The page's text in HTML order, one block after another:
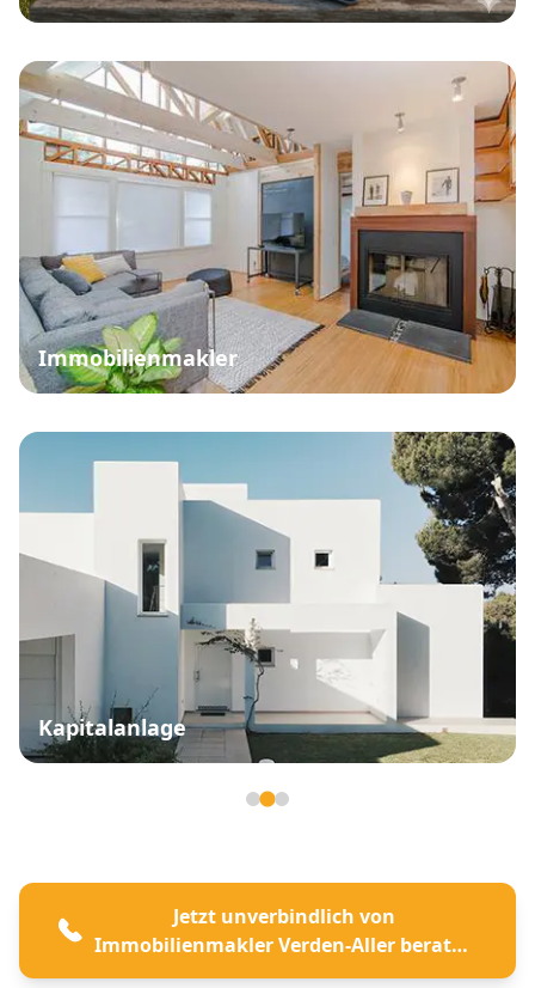
Immobilienmakler
Kapitalanlage
Jetzt unverbindlich von
Immobilienmakler Verden-Aller beraten
lassen